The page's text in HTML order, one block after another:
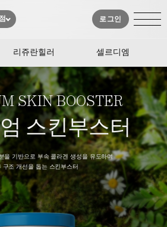
로그인
리쥬란힐러 셀르디엠
SKIN BOOSTER
스킨부스터
을 기반으로 부속 콜라겐 생성을 유도하여
구조 개선을 돕는 스킨부스터